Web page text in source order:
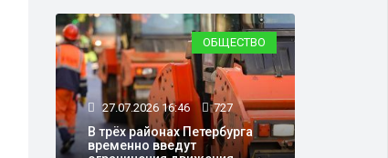
ОБЩЕСТВО
27.07.2026 16:46 727
В трёх районах Петербурга
временно введут